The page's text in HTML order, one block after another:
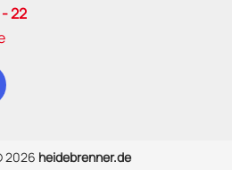
22
2026 heidebrenner.de